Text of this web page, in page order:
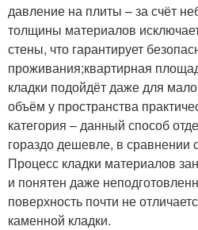
давление на плиты – за счёт
толщины материалов
стены, что гарантирует
проживания;квартирная
кладки подойдёт даже для
объём у пространства
категория – данный способ
гораздо дешевле, в сравнении
Процесс кладки материалов
и понятен даже
поверхность почти не
каменной кладки.